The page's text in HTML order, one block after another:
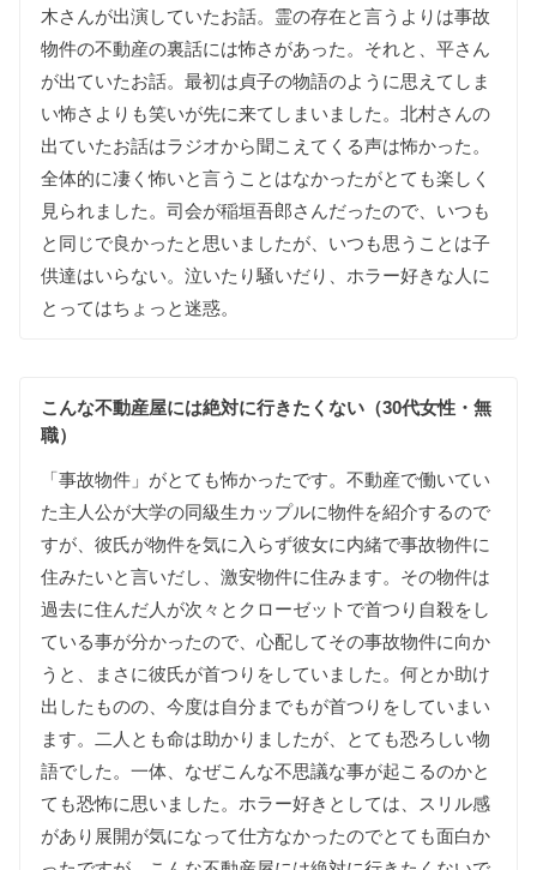
木さんが出演していたお話。 霊の存在と言うよりは事故
物件の不動産の裏話には怖さがあった 。 それと 、平さん
が出ていたお話。最初は 貞子の物語のように思えて しま
い怖さよりも笑いが先に来て しまいました 。北村さんの
出ていたお話はラジオから聞こえて くる声は怖かった 。
全体的に凄く怖いと言う ことはなかったがとても楽しく
見られました 。司会が稲垣吾郎さんだったので
いつも
と同じで良かったと 思いましたが いつも思う ことは子
供達はいらない。泣いたり騒いだり ホラー好きな 人に
とってはちょっと迷惑。
こんな不動産屋には絶対に行きたくない（30代女性・無
職）
「事故物件 」 がとても怖かったです。不動産で働いてい
た主人公が大学の同級生カップルに物件を紹介するので
すが 、彼氏が物件を気に入らず彼女に内緒で事故物件に
住みたいと言いだし 、激安物件に住みます。 その物件は
過去に住んだ人が次々と クローゼットで首つり自殺を し
ている事が分かったので 、心配してその事故物件に向か
うと
まさに彼氏が首つりを していました 。何とか助け
出したものの 、今度は自分までもが首つりを していま い
ます。 二人とも命は助かりましたが とても恐ろしい物
語でした 。一体 なぜこんな不思議な事が起こるのかと
ても恐怖に思いました 。 ホラー好きとしては
スリル感
があり 展開が気になって仕方なかったのでとても面白か